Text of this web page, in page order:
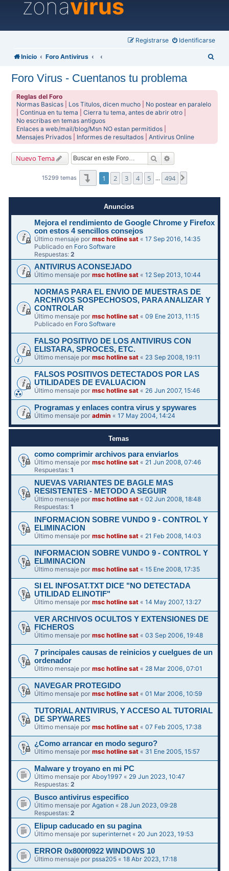
zonavirus
Identificarse
Registrarse
Inicio Foro Antivirus
Foro Virus - Cuentanos tu problema
Reglas del Foro
Normas Basicas
Los Titulos, dicen mucho
No postear en paralelo
|Continua en tu tema |Cierra tu tema, antes de abrir otro
No escribas en temas antiguos
Enlaces a web/mail/blog/Msn NO estan permitidos
Mensajes Privados
Informes de resultados |Antivirus Online
Nuevo Tema Buscar
15299 temas Página1de494
1 2 3 4 5 … 494
Anuncios
Mejora el rendimiento de Google Chrome y Firefox
con estos 4 sencillos consejos
Último mensaje pormsc hotline sat «17 Sep 2016, 14:35
Publicado en Foro Software
Respuestas:2
ANTIVIRUS ACONSEJADO
Último mensaje pormsc hotline sat «12 Sep 2013, 10:44
NORMAS PARA EL ENVIO DE MUESTRAS DE
ARCHIVOS SOSPECHOSOS, PARA ANALIZAR Y
CONTROLAR
Último mensaje pormsc hotline sat «09 Ene 2013, 11:15
Publicado en Foro Software
FALSO POSITIVO DE LOS ANTIVIRUS CON
ELISTARA, SPROCES, ETC.
Último mensaje pormsc hotline sat « 23 Sep 2008, 19:11
FALSOS POSITIVOS DETECTADOS POR LAS
UTILIDADES DE EVALUACION
Último mensaje pormsc hotline sat « 26 Jun 2007, 15:46
Programas y enlaces contra virus y spywares
Último mensaje poradmin «17 May 2004, 14:24
Temas
como comprimir archivos para enviarlos
Último mensaje pormsc hotline sat « 21 Jun 2008, 07:46
Respuestas:1
NUEVAS VARIANTES DE BAGLE MAS
RESISTENTES - METODO A SEGUIR
Último mensaje pormsc hotline sat «02 Jun 2008, 18:48
Respuestas:1
INFORMACION SOBRE VUNDO 9 - CONTROL Y
ELIMINACION
Último mensaje pormsc hotline sat « 21 Feb 2008, 14:03
INFORMACION SOBRE VUNDO 9 - CONTROL Y
ELIMINACION
Último mensaje pormsc hotline sat «15 Ene 2008, 17:35
SI EL INFOSAT.TXT DICE "NO DETECTADA
UTILIDAD ELINOTIF"
Último mensaje pormsc hotline sat «14 May 2007, 13:27
VER ARCHIVOS OCULTOS Y EXTENSIONES DE
FICHEROS
Último mensaje pormsc hotline sat «03 Sep 2006, 19:48
7 principales causas de reinicios y cuelgues de un
ordenador
Último mensaje pormsc hotline sat « 28 Mar 2006, 07:01
NAVEGAR PROTEGIDO
Último mensaje pormsc hotline sat «01 Mar 2006, 10:59
TUTORIAL ANTIVIRUS, Y ACCESO AL TUTORIAL
DE SPYWARES
Último mensaje pormsc hotline sat «07 Feb 2005, 17:38
¿Como arrancar en modo seguro?
Último mensaje pormsc hotline sat « 31 Ene 2005, 15:57
Malware y troyano en mi PC
Último mensaje porAboy1997 « 29 Jun 2023, 10:47
Respuestas:2
Busco antivirus especifico
Último mensaje porAgation « 28 Jun 2023, 09:28
Respuestas:2
Elipup caducado en su pagina
Último mensaje porsuperinternet « 20 Jun 2023, 19:53
ERROR 0x800f0922 WINDOWS 10
Último mensaje por pssa205 «18 Abr 2023, 17:18